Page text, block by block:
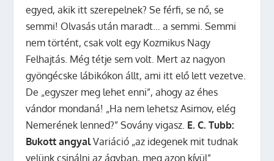
egyed, akik itt szerepelnek? Se férfi, se nő, se
semmi! Olvasás után maradt… a semmi. Semmi
nem történt, csak volt egy Kozmikus Nagy
Felhajtás. Még tétje sem volt. Mert az nagyon
gyöngécske lábikókon állt, ami itt elő lett vezetve.
De „egyszer meg lehet enni”, ahogy az éhes
vándor mondaná! „Ha nem lehetsz Asimov, elég
Nemerének lenned?” Sovány vigasz. E. C. Tubb:
Bukott angyalVariáció „az idegenek mit tudnak
velünk csinálni az ágyban, meg azon kívül”